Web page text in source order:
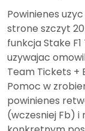
Powinienes
strone szczyt
funkcja Stake
uzywajac
Team Tickets +
Pomoc w
powinienes
(wczesniej Fb) i